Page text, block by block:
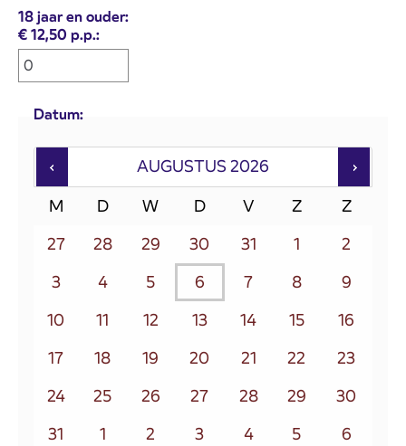
18 jaar en ouder:
€ 12,50 p.p.:
Datum:
AUGUSTUS 2026
M D W D V Z
Z
27
28 29 30 31 1
2
3
4 5 6 7 8
9
10
11 12 13 14 15
16
17
18 19 20 21 22
23
24
25 26 27 28 29
30
31
1 2 3 4 5 6